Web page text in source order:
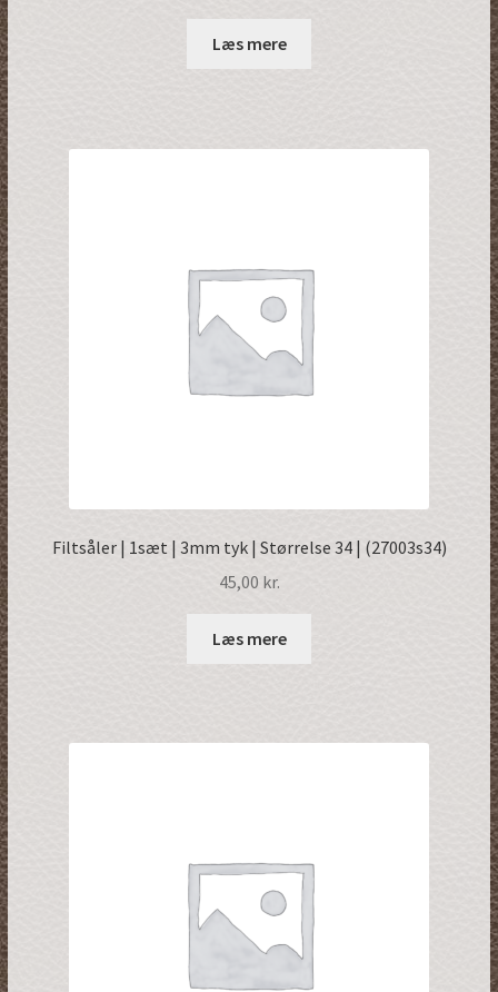
Læs mere
Filtsåler | 1sæt | 3mm tyk | Størrelse 34 | (27003s34)
45,00 kr.
Læs mere